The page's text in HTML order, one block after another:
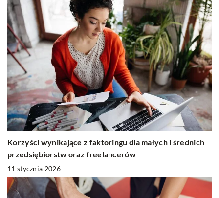
Korzyści wynikające z faktoringu dla małych i średnich
przedsiębiorstw oraz freelancerów
11 stycznia 2026